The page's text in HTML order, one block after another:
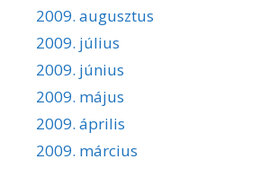
2009. augusztus
2009. július
2009. június
2009. május
2009. április
2009. március